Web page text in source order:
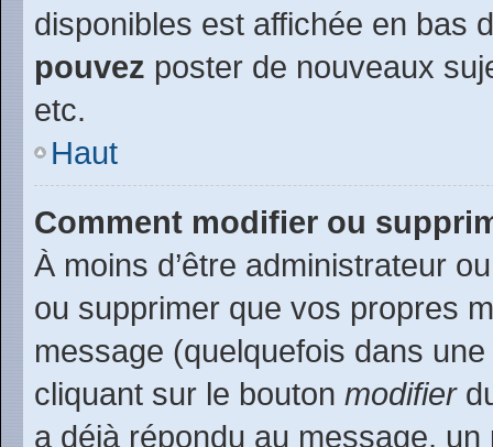
disponibles est affichée en bas
pouvez poster de nouveaux
etc.
Haut
Comment modifier ou
À moins d’être administrateur
ou supprimer que vos propres
message (quelquefois dans
cliquant sur le bouton modifier
a déjà répondu au message,